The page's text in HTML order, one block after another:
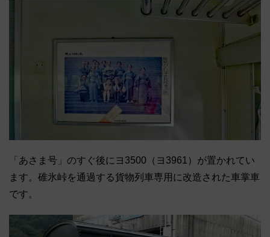
「あさま号」のすぐ後にヨ3500（ヨ3961）が置かれてい
ます。碓氷峠を通過する貨物列車専用に改造された車掌車
です。